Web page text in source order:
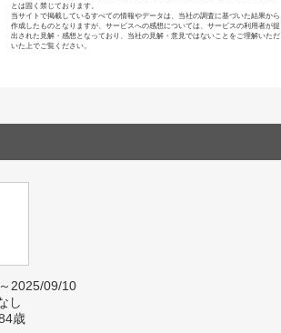
とは固く禁じております。
当サイトで掲載しているすべての情報やデータは、当社の調査に基づいた結果から
作成したものとなりますが、サービスへの感想については、サービスの利用者が提
出された見解・感想となっており、当社の見解・意見ではないことをご理解いただ
いた上でご覧ください。
2025/09/10
し
歳